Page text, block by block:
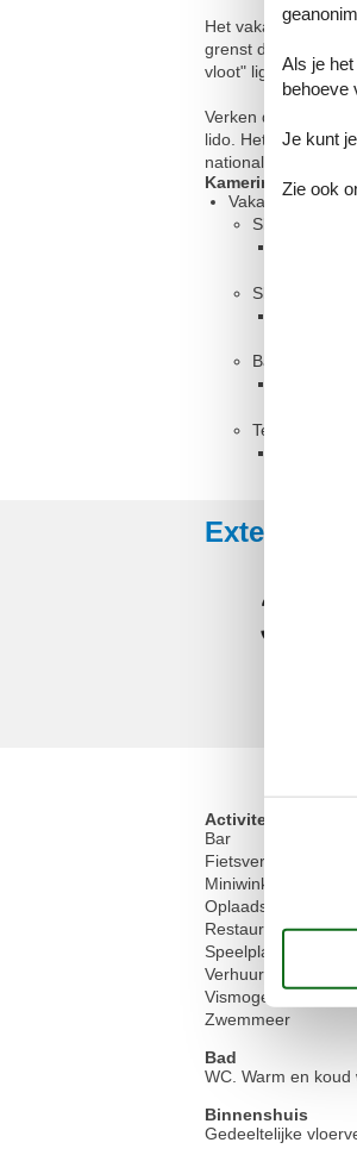
Het vakantiepark
grenst direct aan
vloot" ligt ook direct
Verken de natuur
lido. Het restaurant
nationale park ligt
Kamerindeling
Vakantiewoning
Slaapkamer,
Slaapkamer,
Badkamer
Terras, 10 m²
Externe
3,0
Activiteiten
Bar
Fietsverhuur
Miniwinkel
Oplaadstandaard
Restaurant
Speelplaats
Verhuur van
Vismogelijkheid,
Zwemmeer
Bad
WC. Warm en koud
Binnenshuis
Gedeeltelijke
Als je
behoeve
Je kunt
Zie ook